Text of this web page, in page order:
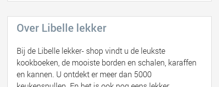
Over Libelle lekker
Bij de Libelle lekker- shop vindt u de leukste
kookboeken, de mooiste borden en schalen, karaffen
en kannen. U ontdekt er meer dan 5000